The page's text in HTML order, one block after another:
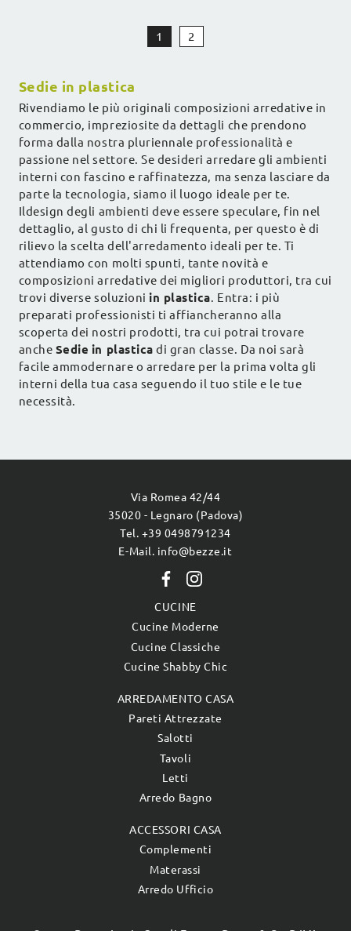
1 2
Sedie in plastica
Rivendiamo le più originali composizioni arredative in
commercio, impreziosite da dettagli che prendono
forma dalla nostra pluriennale professionalità e
passione nel settore. Se desideri arredare gli ambienti
interni con fascino e raffinatezza, ma senza lasciare da
parte la tecnologia, siamo il luogo ideale per te.
Ildesign degli ambienti deve essere speculare, fin nel
dettaglio, al gusto di chi li frequenta, per questo è di
rilievo la scelta dell'arredamento ideali per te. Ti
attendiamo con molti spunti, tante novità e
composizioni arredative dei migliori produttori, tra cui
trovi diverse soluzioniin plastica. Entra: i più
preparati professionisti ti affiancheranno alla
scoperta dei nostri prodotti, tra cui potrai trovare
anche Sedie in plastica di gran classe. Da noi sarà
facile ammodernare o arredare per la prima volta gli
interni della tua casa seguendo il tuo stile e le tue
necessità.
Via Romea 42/44
35020 - Legnaro (Padova)
Tel. +39 0498791234
E-Mail. info@bezze.it
CUCINE
Cucine Moderne
Cucine Classiche
Cucine Shabby Chic
ARREDAMENTO CASA
Pareti Attrezzate
Salotti
Tavoli
Letti
Arredo Bagno
ACCESSORI CASA
Complementi
Materassi
Arredo Ufficio